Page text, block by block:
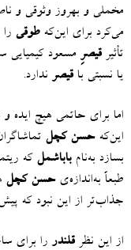
مخملی و بهروز وثوقی و
می‌کرد برای این‌کهطوقی
تأثیرقیصرِ مسعود کیمیایی
یا نسبتی باقیصر ندارد.
اما برای حاتمی هیچ ایده
این‌کهحسن کچل
بسازد به‌نامباباشمل که
طبعاً به‌اندازه‌یحسن کچل
جذاب‌تر از این نبود که
از این نظرقلندر را برای